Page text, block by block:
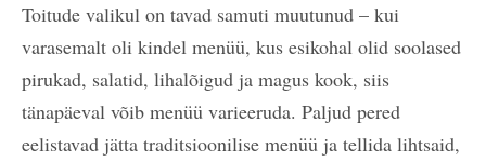
Toitude valikul on tavad samuti muutunud – kui
varasemalt oli kindel menüü, kus esikohal olid soolased
pirukad, salatid, lihalõigud ja magus kook, siis
tänapäeval võib menüü varieeruda. Paljud pered
eelistavad jätta traditsioonilise menüü ja tellida lihtsaid,